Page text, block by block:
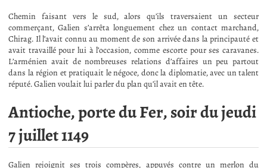
Chemin faisant vers le sud, alors qu’ils traversaient un secteur
commerçant, Galien s’arrêta longuement chez un contact marchand,
Chirag. Il l’avait connu au moment de son arrivée dans la principauté et
avait travaillé pour lui à l’occasion, comme escorte pour ses caravanes.
L’arménien avait de nombreuses relations d’affaires un peu partout
dans la région et pratiquait le négoce, donc la diplomatie, avec un talent
réputé. Galien voulait lui parler du plan qu’il avait en tête.
Antioche, porte du Fer, soir du jeudi
7 juillet 1149
Galien rejoignit ses trois compères, appuyés contre un merlon du